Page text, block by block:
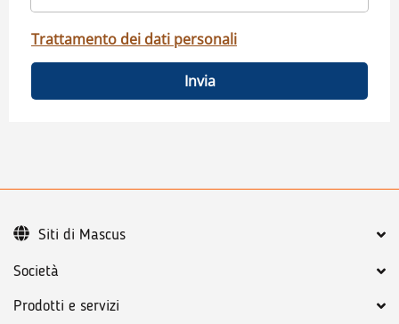
Trattamento dei dati personali
Invia
Società
Prodotti e servizi
Siti di Mascus